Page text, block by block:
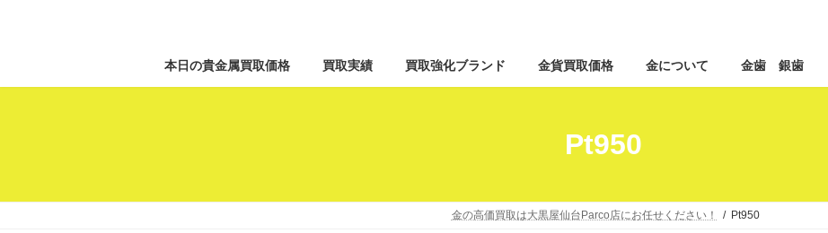
ン
テ
へ
ッ
プ
ビ
ゲ
ョ
移
動
本日の貴金属買取価格 買取実績 買取強化ブランド 金貨買取価格 金について 金歯 銀歯
Pt950
金の高価買取は大黒屋仙台Parco店にお任せください！ Pt950